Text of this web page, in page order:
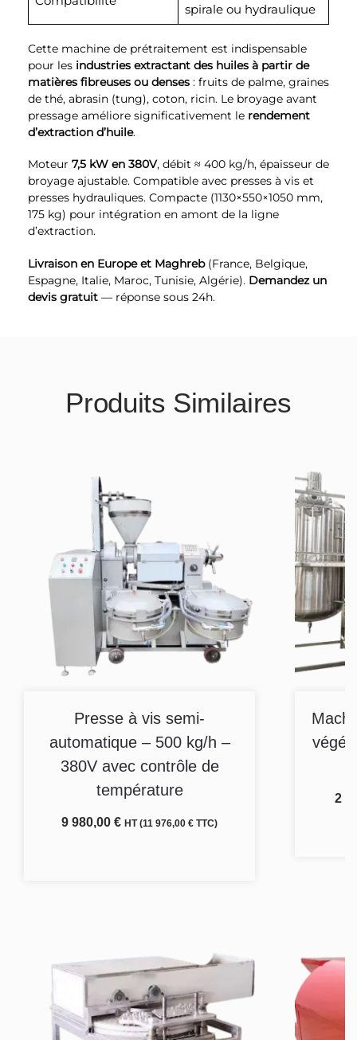
spirale ou hydraulique
Cette machine de prétraitement est indispensable
pour les industries extractant des huiles à partir de
matières fibreuses ou denses : fruits de palme, graines
de thé, abrasin (tung), coton, ricin. Le broyage avant
pressage améliore significativement le rendement
d’extraction d’huile.
Moteur 7,5 kW en 380V, débit ≈ 400 kg/h, épaisseur de
broyage ajustable. Compatible avec presses à vis et
presses hydrauliques. Compacte (1130×550×1050 mm,
175 kg) pour intégration en amont de la ligne
d’extraction.
Livraison en Europe et Maghreb(France, Belgique,
Espagne, Italie, Maroc, Tunisie, Algérie). Demandez un
devis gratuit — réponse sous 24h.
Produits Similaires
Presse à vis semi-
automatique – 500 kg/h –
380V avec contrôle de
température
9 980,00 € HT (11 976,00 € TTC)
2